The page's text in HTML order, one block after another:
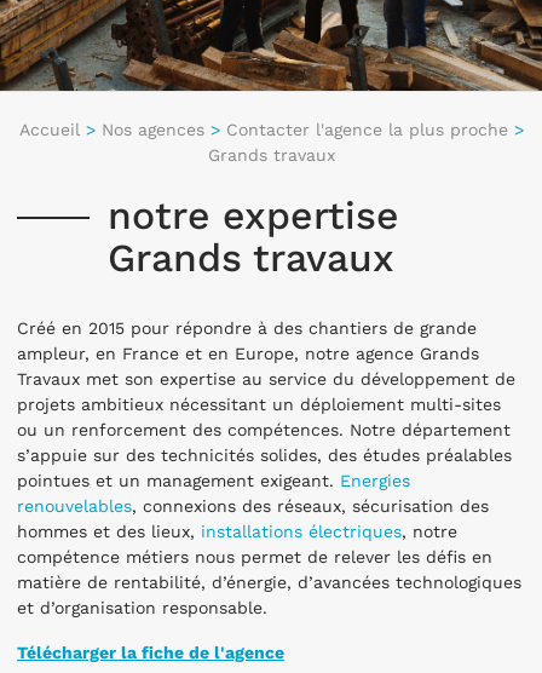
Accueil > Nos agences> Contacter l'agence la plus proche >
Grands travaux
notre expertise
Grands travaux
Créé en 2015 pour répondre à des chantiers de grande
ampleur, en France et en Europe, notre agence Grands
Travaux met son expertise au service du développement de
projets ambitieux nécessitant un déploiement multi-sites
ou un renforcement des compétences. Notre département
s’appuie sur des technicités solides, des études préalables
pointues et un management exigeant. Energies
renouvelables, connexions des réseaux, sécurisation des
hommes et des lieux, installations électriques, notre
compétence métiers nous permet de relever les défis en
matière de rentabilité, d’énergie, d’avancées technologiques
et d’organisation responsable.
Télécharger la fiche de l'agence